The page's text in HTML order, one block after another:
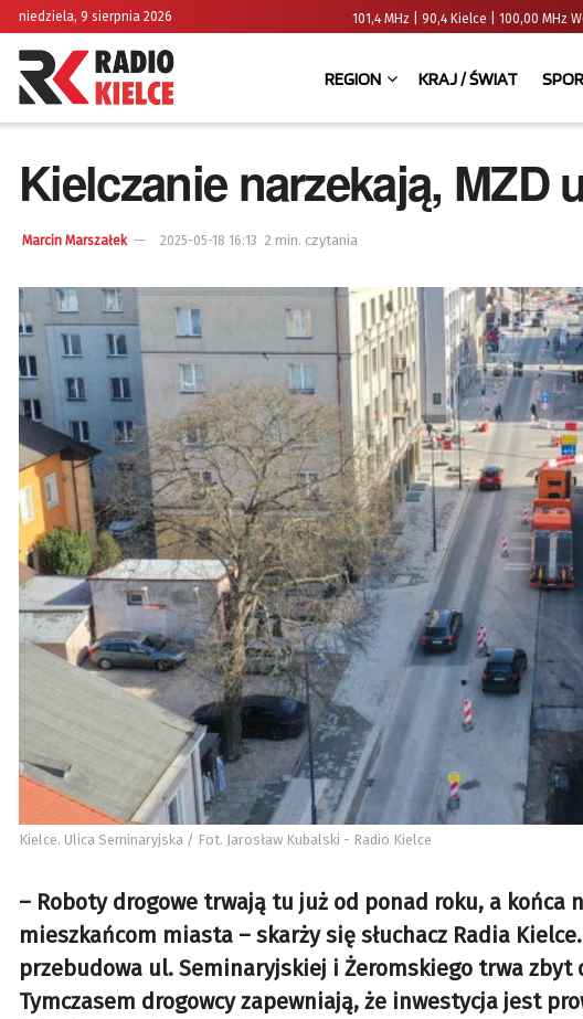
niedziela, 9 sierpnia 2026 101,4 MHz | 90,4 Kielce | 100,00 MHz
REGION KRAJ / ŚWIAT
Kielczanie narzekają, MZD
Marcin Marszałek 2025-05-18 16:13 2 min. czytania
Kielce. Ulica Seminaryjska / Fot. Jarosław Kubalski - Radio Kielce
– Roboty drogowe trwają tu już od ponad roku, a
mieszkańcom miasta – skarży się słuchacz Radia
przebudowa ul. Seminaryjskiej i Żeromskiego trwa zbyt
Tymczasem drogowcy zapewniają, że inwestycja jest